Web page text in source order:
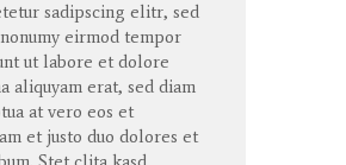
sadipscing elitr, sed
nonumy eirmod tempor
ut labore et dolore
aliquyam erat, sed diam
at vero eos et
et justo duo dolores et